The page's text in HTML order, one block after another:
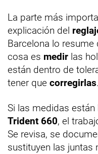
La parte más
explicación del
Barcelona lo resume
cosa es medir las
están dentro de
tener que corregirlas.
Si las medidas
Trident 660, el
Se revisa, se
sustituyen las juntas